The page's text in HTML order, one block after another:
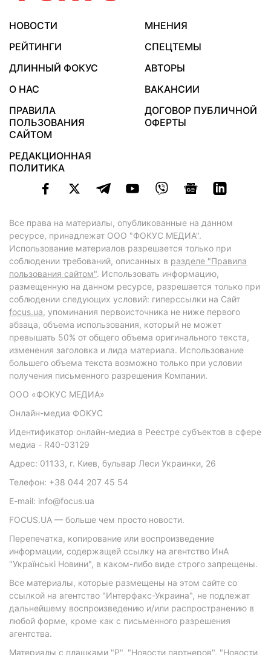
НОВОСТИ
МНЕНИЯ
РЕЙТИНГИ
СПЕЦТЕМЫ
ДЛИННЫЙ ФОКУС
АВТОРЫ
О НАС
ВАКАНСИИ
ПРАВИЛА
ПОЛЬЗОВАНИЯ
САЙТОМ
ДОГОВОР ПУБЛИЧНОЙ
ОФЕРТЫ
РЕДАКЦИОННАЯ
ПОЛИТИКА
Все права на материалы, опубликованные на данном
ресурсе, принадлежат ООО "ФОКУС МЕДИА".
Использование материалов разрешается только при
соблюдении требований, описанных в разделе "Правила
пользования сайтом". Использовать информацию,
размещенную на данном ресурсе, разрешается только при
соблюдении следующих условий: гиперссылки на Сайт
focus.ua, упоминания первоисточника не ниже первого
абзаца, объема использования, который не может
превышать 50% от общего объема оригинального текста,
изменения заголовка и лида материала. Использование
большего объема текста возможно только при условии
получения письменного разрешения Компании.
ООО «ФОКУС МЕДИА»
Онлайн-медиа ФОКУС
Идентификатор онлайн-медиа в Реестре субъектов в сфере
медиа - R40-03129
Адрес: 01133, г. Киев, бульвар Леси Украинки, 26
Телефон: +38 044 207 45 54
E-mail: info@focus.ua
FOCUS.UA — больше чем просто новости.
Перепечатка, копирование или воспроизведение
информации, содержащей ссылку на агентство ИнА
"Українські Новини", в каком-либо виде строго запрещены.
Все материалы, которые размещены на этом сайте со
ссылкой на агентство "Интерфакс-Украина", не подлежат
дальнейшему воспроизведению и/или распространению в
любой форме, кроме как с письменного разрешения
агентства.
Материалы с плашками "Р", "Новости партнеров", "Новости